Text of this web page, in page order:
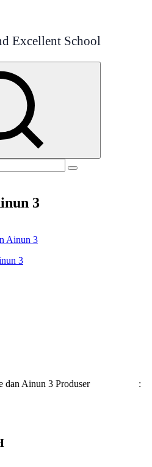
Excellent School
3
Ainun 3
Ainun 3 Produser :